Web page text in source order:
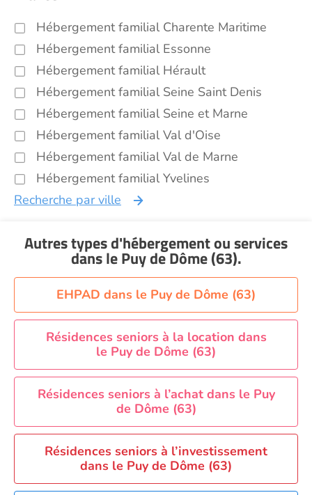
Hébergement familial Charente Maritime
Hébergement familial Essonne
Hébergement familial Hérault
Hébergement familial Seine Saint Denis
Hébergement familial Seine et Marne
Hébergement familial Val d'Oise
Hébergement familial Val de Marne
Hébergement familial Yvelines
Recherche par ville
Autres types d'hébergement ou services
dans le Puy de Dôme (63).
EHPAD dans le Puy de Dôme (63)
Résidences seniors à la location dans
le Puy de Dôme (63)
Résidences seniors à l’achat dans le Puy
de Dôme (63)
Résidences seniors à l’investissement
dans le Puy de Dôme (63)